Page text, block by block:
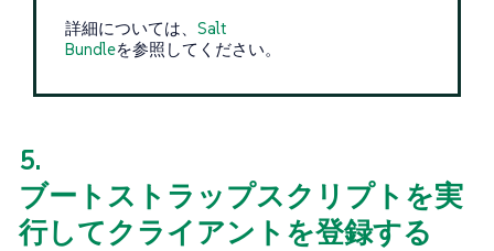
詳細については、 Salt
Bundleを参照してください。
5.
ブートストラップスクリプトを実
行してクライアントを登録する